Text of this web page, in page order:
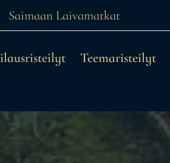
Saimaan Laivamatkat
Teemaristeilyt